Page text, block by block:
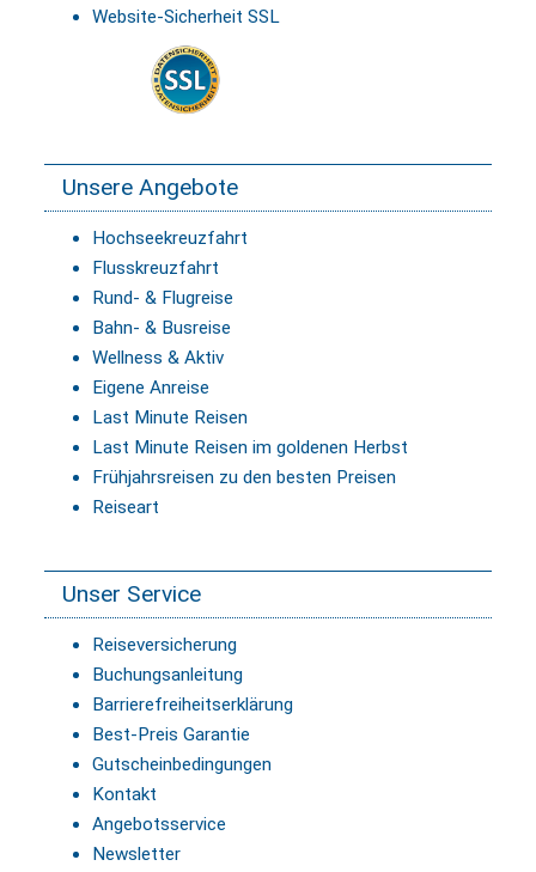
Website-Sicherheit SSL
Unsere Angebote
Hochseekreuzfahrt
Flusskreuzfahrt
Rund- & Flugreise
Bahn- & Busreise
Wellness & Aktiv
Eigene Anreise
Last Minute Reisen
Last Minute Reisen im goldenen Herbst
Frühjahrsreisen zu den besten Preisen
Reiseart
Unser Service
Reiseversicherung
Buchungsanleitung
Barrierefreiheitserklärung
Best-Preis Garantie
Gutscheinbedingungen
Kontakt
Angebotsservice
Newsletter